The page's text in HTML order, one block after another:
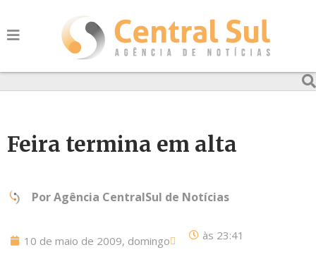
Feira termina em alta
PorAgência CentralSul de Notícias
10 de maio de 2009, domingo às 23:41